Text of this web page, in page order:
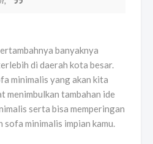
banyaknya
di daerah kota besar.
minimalis yang akan kita
menimbulkan tambahan ide
serta bisa memperingan
sofa minimalis impian kamu.